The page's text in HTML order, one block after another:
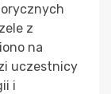
z
na
uczestnicy
i